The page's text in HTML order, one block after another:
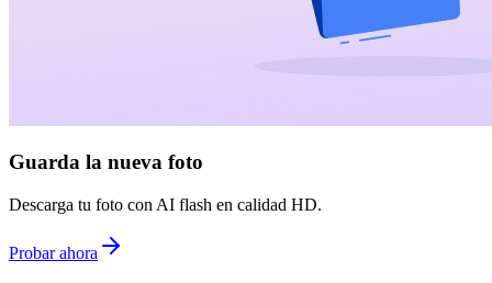
Guarda la nueva foto
Descarga tu foto con AI flash en calidad HD.
Probar ahora